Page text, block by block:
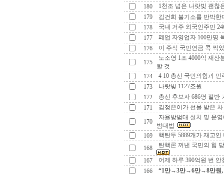
180
1천조 넘은 나랏빚 괜찮
179
김건희 불기소를 반박
178
국내 거주 외국인주민
177
폐업 자영업자 100만명
176
이 주식 국민연금 콕 찍
175
노소영 1조 4000억 재산
할 것
174
4 10 총선 국민의힘과 민
173
나랏빚 1127조원
172
총선 후보자 686명 절반
171
김정은이가 선물 받은 차
170
자율방범대 설치 및 운
범대법
169
핵탄두 5889개가 재고
168
탄핵론 꺼낸 국민의 힘
167
어제 하루 390억원 번
166
“1만→3만→6만→8만원,